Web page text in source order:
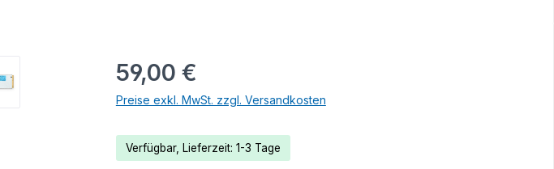
59,00 €
Preise exkl. MwSt. zzgl. Versandkosten
Verfügbar, Lieferzeit: 1-3 Tage